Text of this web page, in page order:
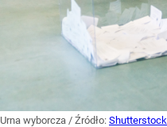
Urna wyborcza / Źródło: Shutterstock